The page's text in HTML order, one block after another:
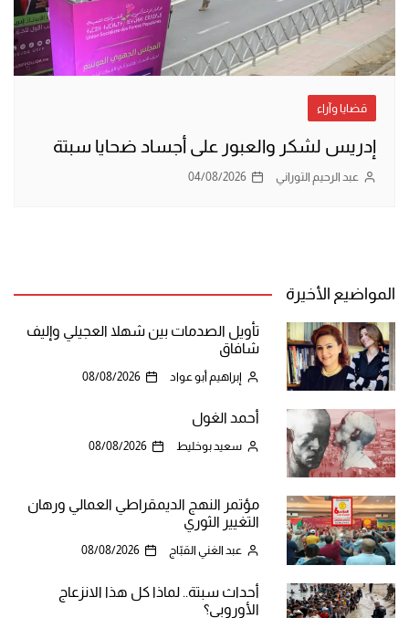
قضايا وآراء
إدريس لشكر والعبور على أجساد ضحايا سبتة
عبد الرحيم التوراني 04/08/2026
المواضيع الأخيرة
تأويل الصدمات بين شهلا العجيلي وإليف
شافاق
إبراهيم أبو عواد 08/08/2026
أحمد الغول
سعيد بوخليط 08/08/2026
مؤتمر النهج الديمقراطي العمالي ورهان
التغيير الثوري
عبد الغني القبّاج 08/08/2026
أحداث سبتة.. لماذا كل هذا الانزعاج
الأوروبي؟